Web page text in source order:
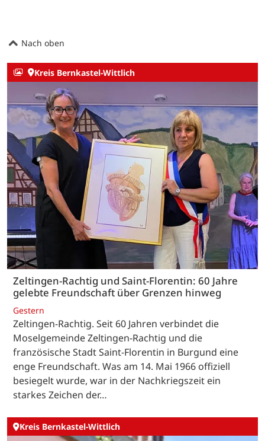
Nach oben
Kreis Bernkastel-Wittlich
Zeltingen-Rachtig und Saint-Florentin: 60 Jahre
gelebte Freundschaft über Grenzen hinweg
Gestern
Zeltingen-Rachtig. Seit 60 Jahren verbindet die
Moselgemeinde Zeltingen-Rachtig und die
französische Stadt Saint-Florentin in Burgund eine
enge Freundschaft. Was am 14. Mai 1966 offiziell
besiegelt wurde, war in der Nachkriegszeit ein
starkes Zeichen der…
Kreis Bernkastel-Wittlich